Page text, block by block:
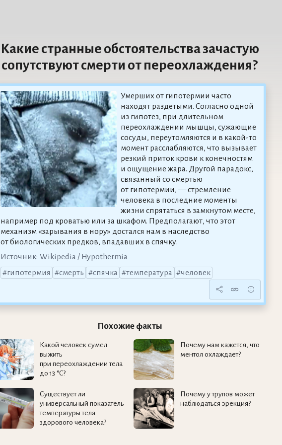
Какие странные обстоятельства зачастую
сопутствуют смерти от переохлаждения?
Умерших от гипотермии часто
находят раздетыми. Согласно одной
из гипотез, при длительном
переохлаждении мышцы, сужающие
сосуды, переутомляются и в какой-то
момент расслабляются, что вызывает
резкий приток крови к конечностям
и ощущение жара. Другой парадокс,
связанный со смертью
от гипотермии, — стремление
человека в последние моменты
жизни спрятаться в замкнутом месте,
например под кроватью или за шкафом. Предполагают, что этот
механизм «зарывания в нору» достался нам в наследство
от биологических предков, впадавших в спячку.
Источник: Wikipedia / Hypothermia
гипотермия
смерть спячка температура человек
Похожие факты
Какой человек сумел
выжить
при переохлаждении тела
до 13 °C?
Почему нам кажется, что
ментол охлаждает?
Существует ли
универсальный показатель
температуры тела
здорового человека?
Почему у трупов может
наблюдаться эрекция?